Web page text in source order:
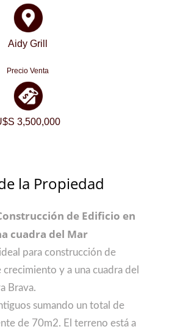
Aidy Grill
Precio Venta
3,500,000
la Propiedad
de Edificio en
cuadra del Mar
para construcción de
y a una cuadra del
Brava.
sumando un total de
de 70m2. El terreno está a